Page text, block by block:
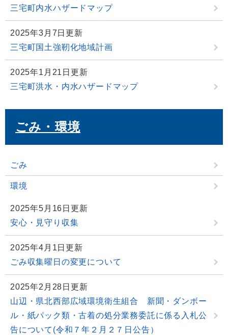
三宅町内水ハザードマップ
2025年3月7日更新
三宅町国土強靭化地域計画
2025年1月21日更新
三宅町洪水・内水ハザードマップ
ごみ・環境
ごみ
環境
2025年5月16日更新
安心・見守り収集
2025年4月1日更新
ごみ収集曜日の変更について
2025年2月28日更新
山辺・県北西部広域環境衛生組合 新聞・ダンボー
ル・紙パック類・古着の処分業務委託に係る入札公
告について(令和７年２月２７日公告）